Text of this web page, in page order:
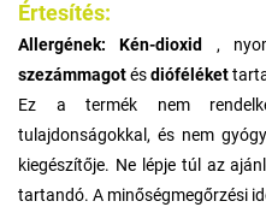
Értesítés:
Allergének: Kén-dioxid ,
szezámmagotésdióféléket
Ez a termék nem
tulajdonságokkal, és nem
kiegészítője. Ne lépje túl az
tartandó. A minőségmegőrzési